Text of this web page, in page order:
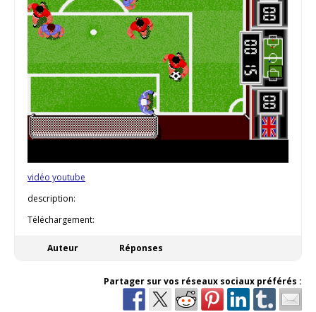
vidéo youtube
description:
Téléchargement:
Auteur Réponses
Partager sur vos réseaux sociaux préférés :